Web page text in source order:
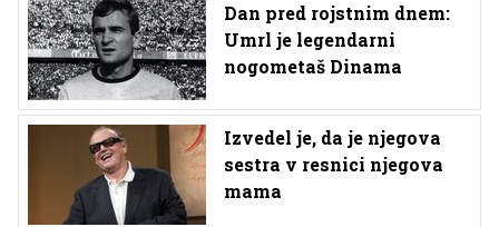
Dan pred rojstnim dnem:
Umrl je legendarni
nogometaš Dinama
Izvedel je, da je njegova
sestra v resnici njegova
mama